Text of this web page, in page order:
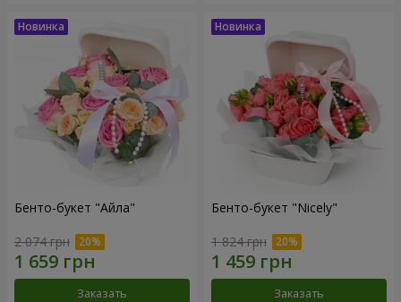
Бенто-букет "Айла"
2 074 грн
Заказать
Бенто-букет "Nicely"
1 824 грн
Заказать